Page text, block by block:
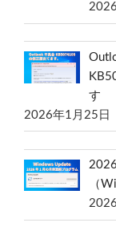
す
2026年1月25日
（